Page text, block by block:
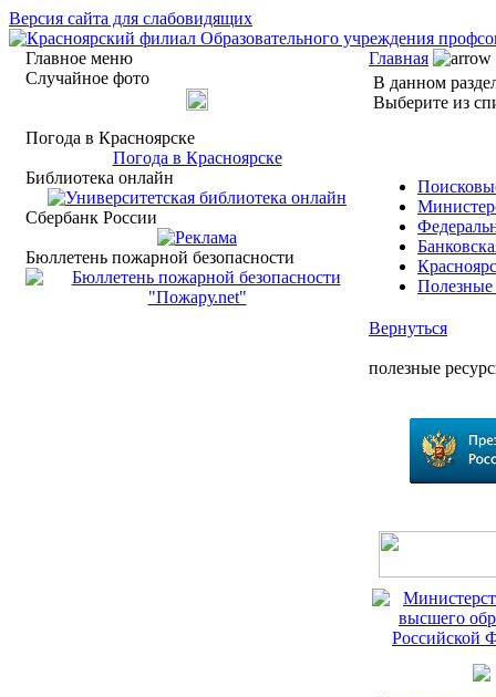
Версия сайта для слабовидящих
Главное меню
Случайное фото
Погода в Красноярске
Погода в Красноярске
Библиотека онлайн
Сбербанк России
Бюллетень пожарной безопасности
Главная
В данном
Выберите из
Вернуться
полезные